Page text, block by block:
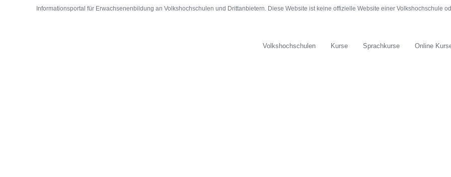
Informationsportal für Erwachsenenbildung an Volkshochschulen und Drittanbietern. Diese Website ist keine offizielle Website einer Volkshochschule
Volkshochschulen Kurse Sprachkurse Online